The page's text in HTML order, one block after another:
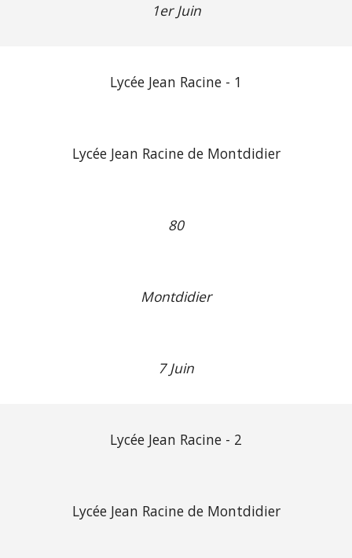
1er Juin
Lycée Jean Racine - 1
Lycée Jean Racine de Montdidier
80
Montdidier
7 Juin
Lycée Jean Racine - 2
Lycée Jean Racine de Montdidier